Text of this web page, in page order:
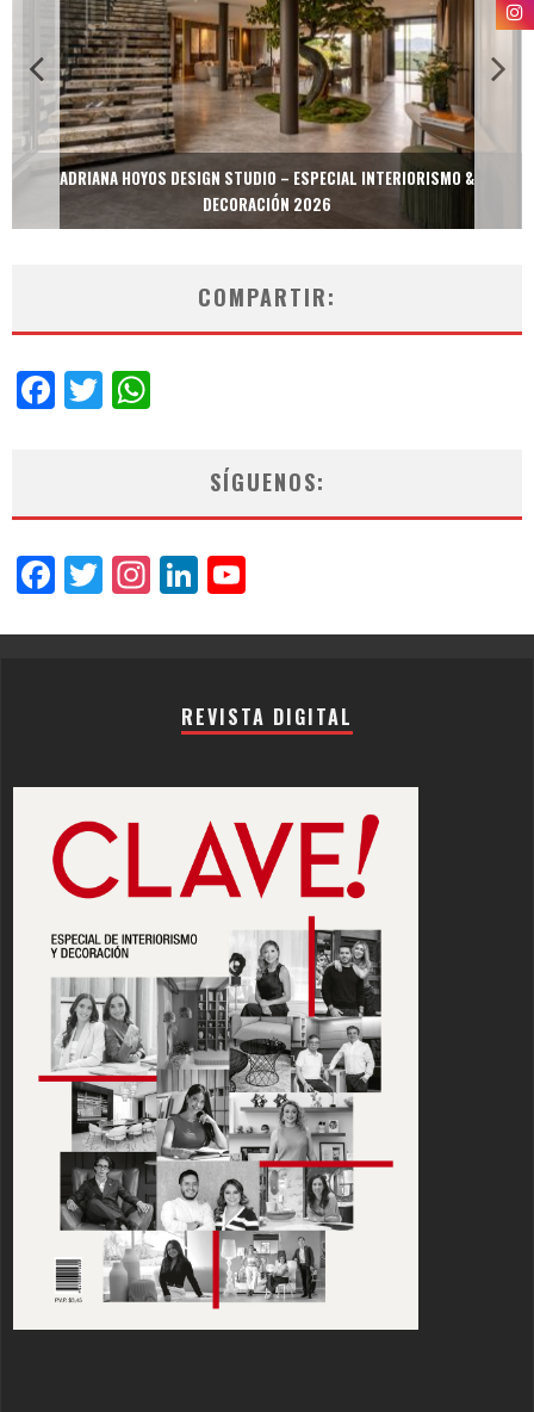
ADRIANA HOYOS DESIGN STUDIO – ESPECIAL INTERIORISMO &
DECORACIÓN 2026
COMPARTIR:
Facebook
Twitter
SÍGUENOS:
Facebook
Twitter
Instagram
LinkedIn
REVISTA DIGITAL